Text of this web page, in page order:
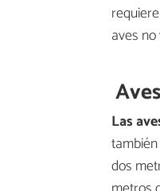
aves
Las
dos